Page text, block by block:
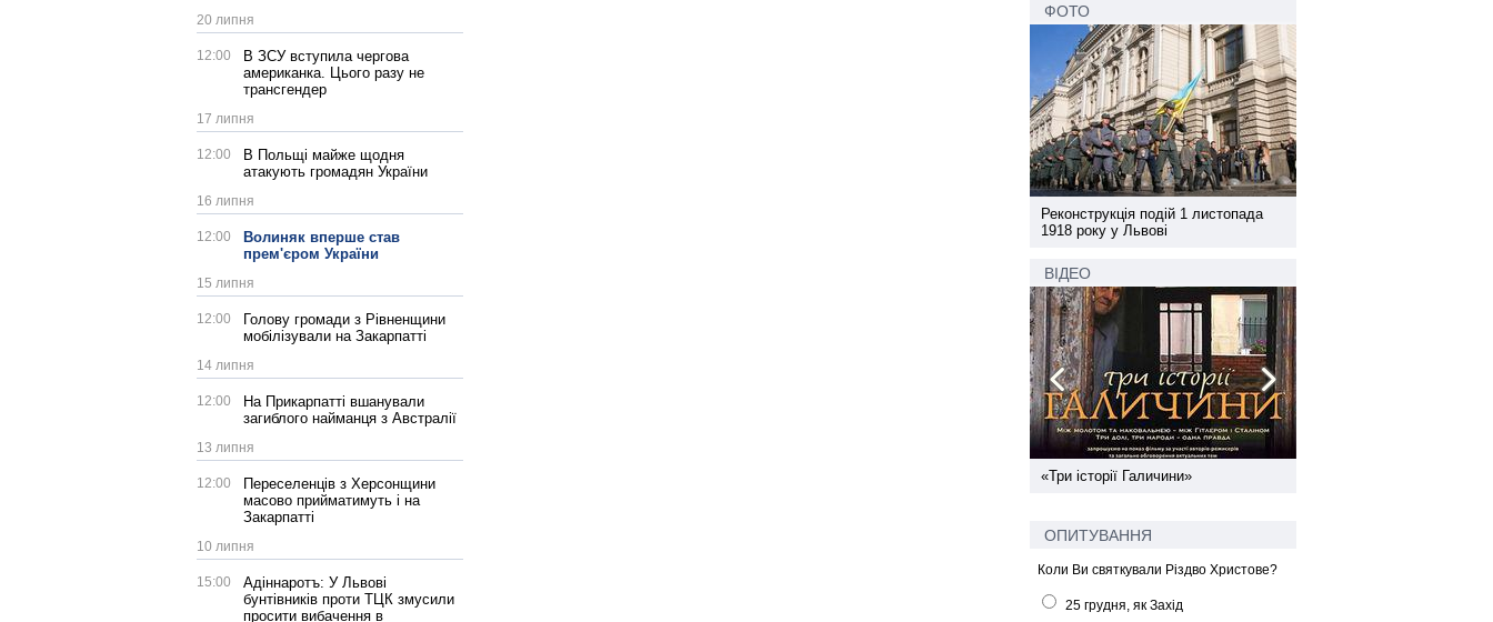
20 липня
12:00
В ЗСУ вступила чергова
американка. Цього разу не
трансгендер
17 липня
12:00
В Польщі майже щодня
атакують громадян України
16 липня
12:00
Волиняк вперше став
прем'єром України
15 липня
12:00
Голову громади з Рівненщини
мобілізували на Закарпатті
14 липня
12:00
На Прикарпатті вшанували
загиблого найманця з Австралії
13 липня
12:00
Переселенців з Херсонщини
масово прийматимуть і на
Закарпатті
10 липня
15:00
Адіннаротъ: У Львові
бунтівників проти ТЦК змусили
просити вибачення в
ФОТО
Реконструкція подій 1 листопада
1918 року у Львові
ВІДЕО
«Три історії Галичини»
ОПИТУВАННЯ
Коли Ви святкували Різдво Христове?
25 грудня, як Захід